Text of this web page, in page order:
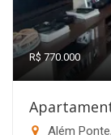
R$ 770.000
Além